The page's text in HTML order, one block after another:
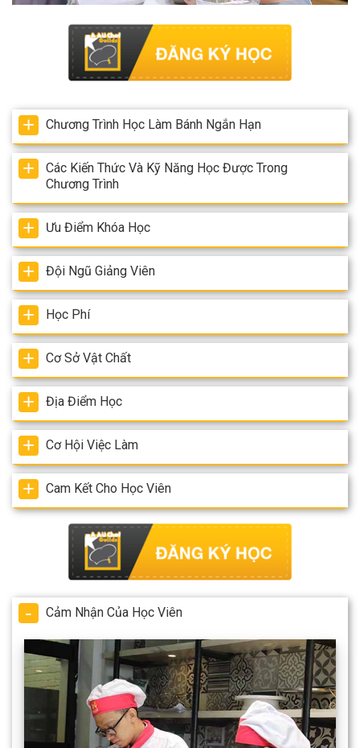
Chương Trình Học Làm Bánh Ngắn Hạn
Các Kiến Thức Và Kỹ Năng Học Được Trong
Chương Trình
Ưu Điểm Khóa Học
Đội Ngũ Giảng Viên
Học Phí
Cơ Sở Vật Chất
Địa Điểm Học
Cơ Hội Việc Làm
Cam Kết Cho Học Viên
Cảm Nhận Của Học Viên